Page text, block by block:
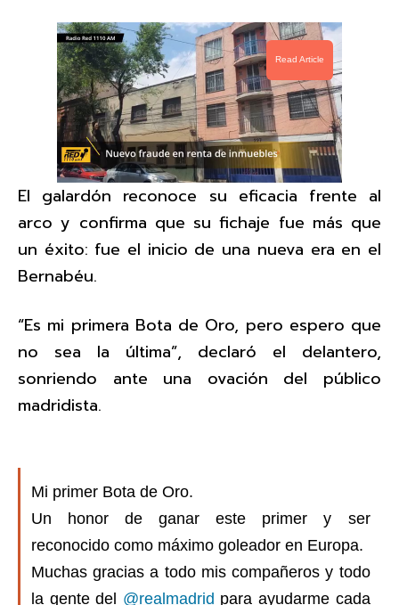
Read Article
El galardón reconoce su eficacia frente al
arco y confirma que su fichaje fue más que
un éxito: fue el inicio de una nueva era en el
Bernabéu.
“Es mi primera Bota de Oro, pero espero que
no sea la última”, declaró el delantero,
sonriendo ante una ovación del público
madridista.
Mi primer Bota de Oro.
Un honor de ganar este primer y ser
reconocido como máximo goleador en Europa.
Muchas gracias a todo mis compañeros y todo
la gente del @realmadrid para ayudarme cada